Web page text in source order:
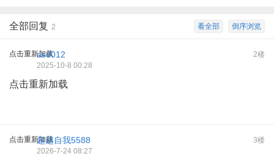
倒序浏览
看全部
全部回复 2
点击重新加载 2楼
asd012
2025-10-8 00:28
点击重新加载
点击重新加载 3楼
超越自我5588
2026-7-24 08:27